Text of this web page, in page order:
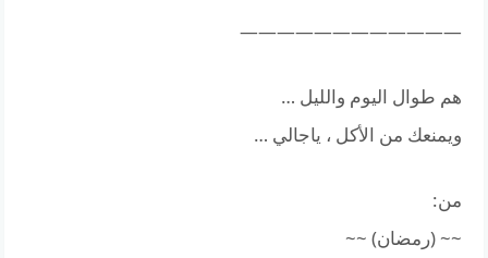
————————————
هم طوال اليوم والليل …
ويمنعك من الأكل ، ياجالي …
من:
~~ (رمضان) ~~